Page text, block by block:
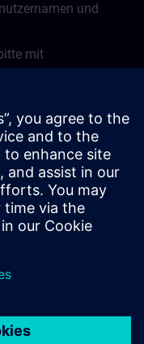
und
mit
wirst du auf die
Virtual Lab nutzen